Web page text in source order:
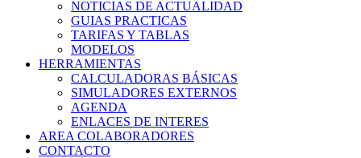
NOTICIAS DE ACTUALIDAD
GUIAS PRACTICAS
TARIFAS Y TABLAS
MODELOS
HERRAMIENTAS
CALCULADORAS BÁSICAS
SIMULADORES EXTERNOS
AGENDA
ENLACES DE INTERES
AREA COLABORADORES
CONTACTO